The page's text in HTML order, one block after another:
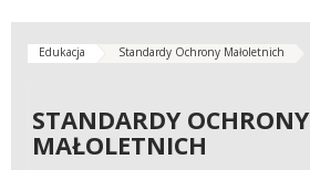
Edukacja Standardy Ochrony Małoletnich
STANDARDY OCHRONY
MAŁOLETNICH